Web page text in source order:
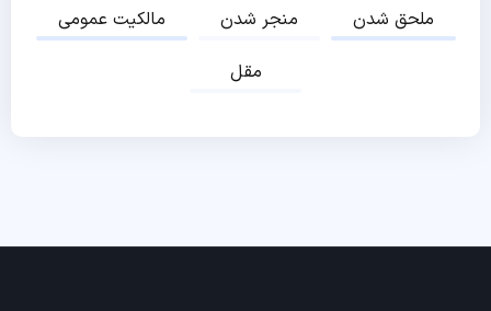
مالکیت عمومی
منجر شدن
ملحق شدن
مقل